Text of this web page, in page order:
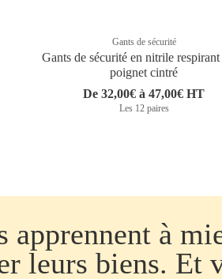
Gants de sécurité
Gants de sécurité en nitrile respirant
poignet cintré
De 32,00€ à 47,00€ HT
Les 12 paires
apprennent à
leurs biens. Et